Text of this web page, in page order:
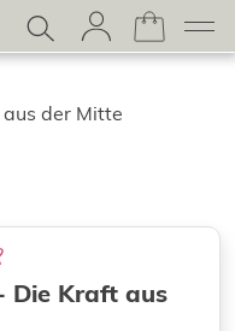
der Mitte
Die Kraft aus